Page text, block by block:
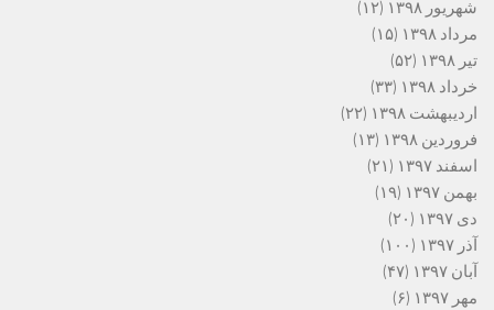
شهریور ۱۳۹۸
(۱۲)
مرداد ۱۳۹۸
(۱۵)
تیر ۱۳۹۸
(۵۲)
خرداد ۱۳۹۸
(۳۳)
اردیبهشت ۱۳۹۸
(۲۲)
فروردین ۱۳۹۸
(۱۳)
اسفند ۱۳۹۷
(۲۱)
بهمن ۱۳۹۷
(۱۹)
دی ۱۳۹۷
(۲۰)
آذر ۱۳۹۷
(۱۰۰)
آبان ۱۳۹۷
(۴۷)
مهر ۱۳۹۷
(۶)